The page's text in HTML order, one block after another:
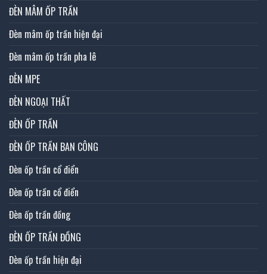
ĐÈN MÂM ỐP TRẦN
Đèn mâm ốp trần hiện đại
Đèn mâm ốp trần pha lê
ĐÈN MPE
ĐÈN NGOẠI THẤT
ĐÈN ỐP TRẦN
ĐÈN ỐP TRẦN BAN CÔNG
Đèn ốp trần cổ điển
Đèn ốp trần cổ điển
Đèn ốp trần đồng
ĐÈN ỐP TRẦN ĐỒNG
Đèn ốp trần hiện đại